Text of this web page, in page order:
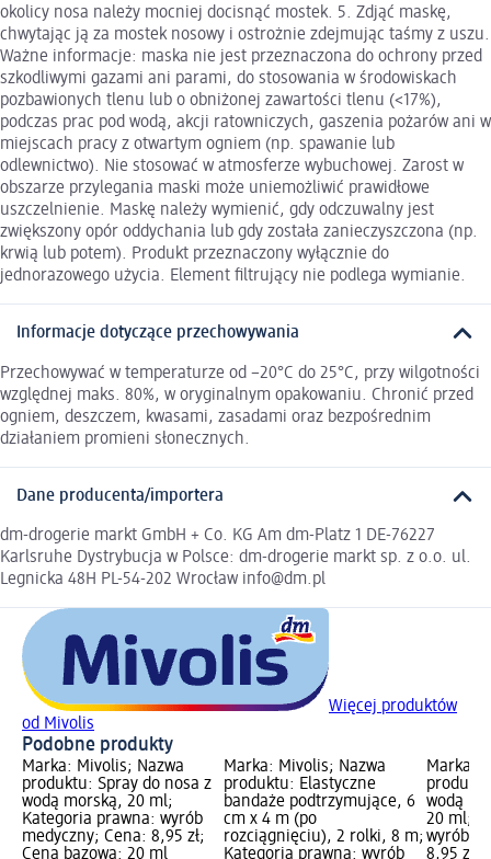
okolicy nosa należy mocniej docisnąć mostek. 5. Zdjąć maskę,
chwytając ją za mostek nosowy i ostrożnie zdejmując taśmy z uszu.
Ważne informacje: maska nie jest przeznaczona do ochrony przed
szkodliwymi gazami ani parami, do stosowania w środowiskach
pozbawionych tlenu lub o obniżonej zawartości tlenu (<17%),
podczas prac pod wodą, akcji ratowniczych, gaszenia pożarów ani w
miejscach pracy z otwartym ogniem (np. spawanie lub
odlewnictwo). Nie stosować w atmosferze wybuchowej. Zarost w
obszarze przylegania maski może uniemożliwić prawidłowe
uszczelnienie. Maskę należy wymienić, gdy odczuwalny jest
zwiększony opór oddychania lub gdy została zanieczyszczona (np.
krwią lub potem). Produkt przeznaczony wyłącznie do
jednorazowego użycia. Element filtrujący nie podlega wymianie.
Informacje dotyczące przechowywania
Przechowywać w temperaturze od −20°C do 25°C, przy wilgotności
względnej maks. 80%, w oryginalnym opakowaniu. Chronić przed
ogniem, deszczem, kwasami, zasadami oraz bezpośrednim
działaniem promieni słonecznych.
Dane producenta/importera
dm-drogerie markt GmbH + Co. KG Am dm-Platz 1 DE-76227
Karlsruhe Dystrybucja w Polsce: dm-drogerie markt sp. z o.o. ul.
Legnicka 48H PL-54-202 Wrocław info@dm.pl
Więcej produktów
od Mivolis
Podobne produkty
Marka: Mivolis; Nazwa
produktu: Spray do nosa z
wodą morską, 20 ml;
Kategoria prawna: wyrób
medyczny; Cena: 8,95 zł;
Cena bazowa: 20 ml
Marka: Mivolis; Nazwa
produktu: Elastyczne
bandaże podtrzymujące, 6
cm x 4 m (po
rozciągnięciu), 2 rolki, 8 m;
Kategoria prawna: wyrób
Marka:
wodą
20 ml;
wyrób
8,95 zł;